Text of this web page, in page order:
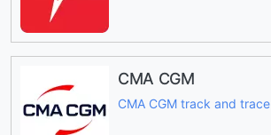
CMA CGM
CMA CGM track and trace